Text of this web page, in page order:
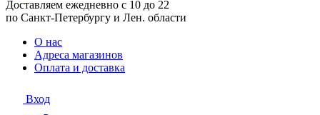
Доставляем ежедневно с 10 до 22
по Санкт-Петербургу и Лен. области
О нас
Адреса магазинов
Оплата и доставка
Вход